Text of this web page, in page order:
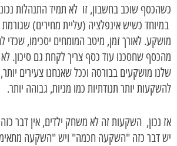
כשהכסף שוכב בחשבון, זו לא תמיד התנהלות
במיוחד כשיש אינפלציה (עליית מחירים)
מושקע. לאורך זמן, מיטב המומחים יסכימו, שכדי
מהכסף שחסכנו עוד כסף צריך לקחת גם סיכון.
שלנו מושקעים בבורסה וככל שאנחנו צעירים
להשקעות יותר תנודתיות כמו מניות, גבוהה יותר.
אז נכון, השקעות זה לא משחק ילדים, אין דבר
יש דבר כזה "השקעה חכמה" ויש "השקעה